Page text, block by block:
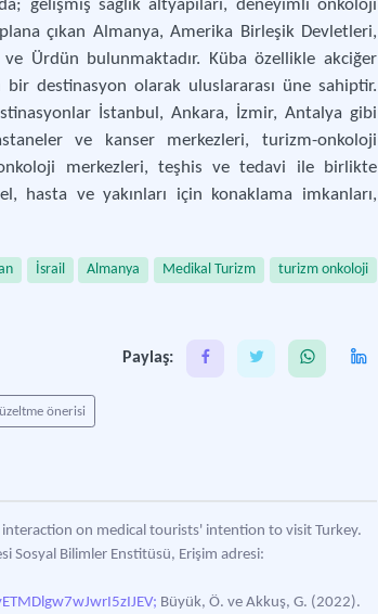
gelişmiş sağlık altyapıları, deneyimli onkoloji
çıkan Almanya, Amerika Birleşik Devletleri,
Ürdün bulunmaktadır. Küba özellikle akciğer
destinasyon olarak uluslararası üne sahiptir.
İstanbul, Ankara, İzmir, Antalya gibi
ve kanser merkezleri, turizm-onkoloji
onkoloji merkezleri, teşhis ve tedavi ile birlikte
hasta ve yakınları için konaklama imkanları,
İsrail Almanya Medikal Turizm
turizm onkoloji
Paylaş:
önerisi
on medical tourists' intention to visit Turkey.
Sosyal Bilimler Enstitüsü, Erişim adresi:
Büyük, Ö. ve Akkuş, G. (2022).